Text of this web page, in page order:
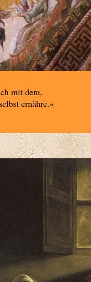
mit dem,
ernähre.«